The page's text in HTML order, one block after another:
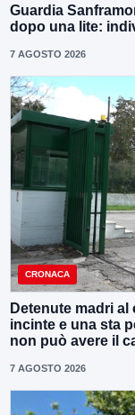
Guardia
dopo una lite:
7 AGOSTO 2026
CRONACA
Detenute madri
incinte e una sta
non può avere il
7 AGOSTO 2026